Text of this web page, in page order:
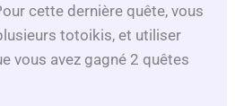
cette dernière quête, vous
totoikis, et utiliser
vous avez gagné 2 quêtes